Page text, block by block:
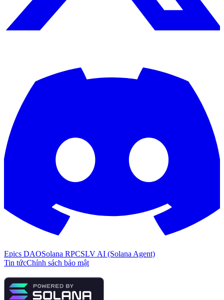
Epics DAOSolana RPCSLV AI (Solana Agent)
Tin tứcChính sách bảo mật